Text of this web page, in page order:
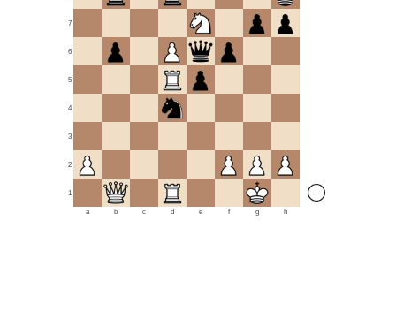
1
2
3
4
5
6
7
a b c d e f g h